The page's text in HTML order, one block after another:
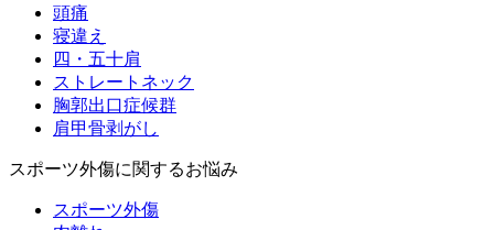
頭痛
寝違え
四・五十肩
ストレートネック
胸郭出口症候群
肩甲骨剥がし
スポーツ外傷に関するお悩み
スポーツ外傷